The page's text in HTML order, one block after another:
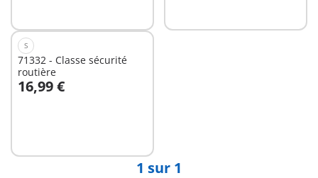
S
71332 - Classe sécurité
routière
16,99 €
Au panier
1 sur 1